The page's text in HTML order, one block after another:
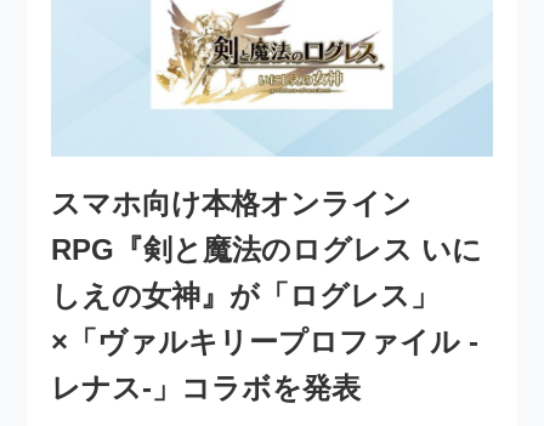
スマホ向け本格オンライン
RPG『剣と魔法のログレス いに
しえの女神』が「ログレス」
×「ヴァルキリープロファイル -
レナス-」コラボを発表